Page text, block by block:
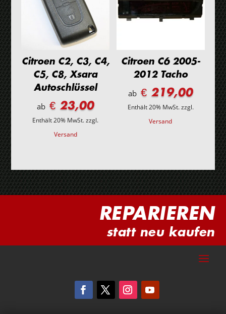
Citroen C2, C3, C4,
C5, C8, Xsara
Autoschlüssel
ab € 23,00
Enthält 20% MwSt.zzgl.
Versand
Citroen C6 2005-
2012 Tacho
ab € 219,00
Enthält 20% MwSt.zzgl.
Versand
REPARIEREN
statt neu kaufen